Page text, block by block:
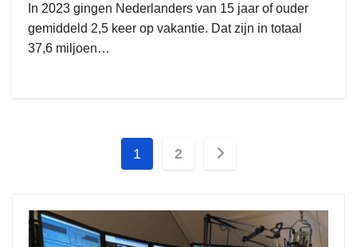
In 2023 gingen Nederlanders van 15 jaar of ouder
gemiddeld 2,5 keer op vakantie. Dat zijn in totaal
37,6 miljoen…
Berichten
1 2